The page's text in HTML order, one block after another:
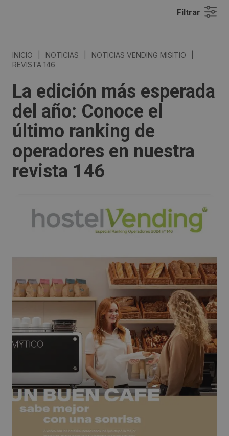
Filtrar
INICIO NOTICIAS NOTICIAS VENDING MISITIO
REVISTA 146
La edición más esperada
del año: Conoce el
último ranking de
operadores en nuestra
revista 146